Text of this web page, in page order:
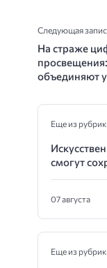
Следующая
На страже
объединяют
Еще из
смогут
07 августа
Еще из